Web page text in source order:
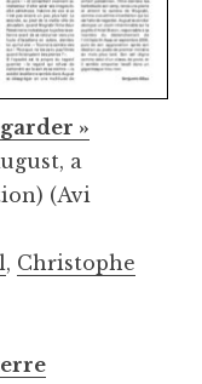
»
a
(Avi
, Christophe